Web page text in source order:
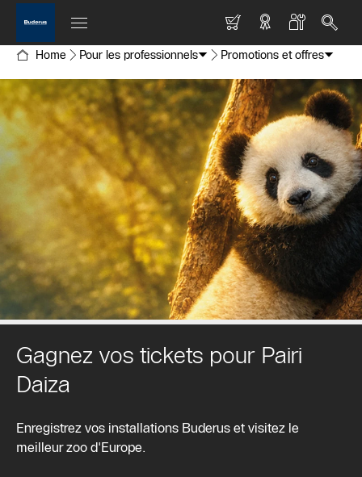
Home Pour les professionnels Promotions et offres
Gagnez vos tickets pour Pairi
Daiza
Enregistrez vos installations Buderus et visitez le
meilleur zoo d'Europe.